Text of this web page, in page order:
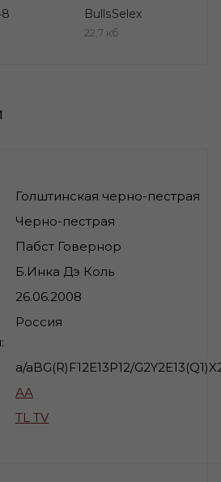
BullsSelex
22,7 кб
Голштинская черно-пестрая
Черно-пестрая
Пабст Говернор
Б.Инка Дэ Коль
26.06.2008
Россия
a/aBG(R)F12E13P12/
АА
TL TV